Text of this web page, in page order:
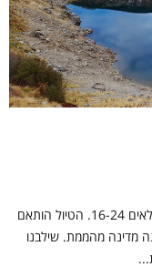
טיילנו טיול משפחתי ביפן, הורים ושלושה ילדים בגילאים 16-24. הטיול הותאם
מדינה מהממת. שילבנו